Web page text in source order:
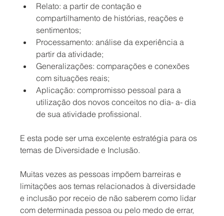
Relato: a partir de contação e
compartilhamento de histórias, reações e
sentimentos;
Processamento: análise da experiência a
partir da atividade;
Generalizações: comparações e conexões
com situações reais;
Aplicação: compromisso pessoal para a
utilização dos novos conceitos no dia- a- dia
de sua atividade profissional.
E esta pode ser uma excelente estratégia para os
temas de Diversidade e Inclusão.
Muitas vezes as pessoas impõem barreiras e
limitações aos temas relacionados à diversidade
e inclusão por receio de não saberem como lidar
com determinada pessoa ou pelo medo de errar,